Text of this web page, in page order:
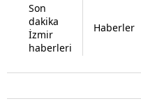
Son
dakika
İzmir
haberleri
Haberler